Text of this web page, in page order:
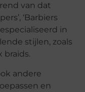
van dat
‘Barbiers
in
stijlen, zoals
braids.
andere
en